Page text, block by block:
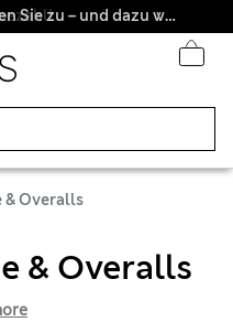
Lust auf 10 % Rabatt? Greifen Sie zu – und dazu weitere exklusive Prämien, wenn Sie Mitglied bei Sparks werden
& Overalls
& Overalls